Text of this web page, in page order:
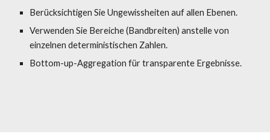
Berücksichtigen Sie Ungewissheiten auf allen Ebenen.
Verwenden Sie Bereiche (Bandbreiten) anstelle von
einzelnen deterministischen Zahlen.
Bottom-up-Aggregation für transparente Ergebnisse.